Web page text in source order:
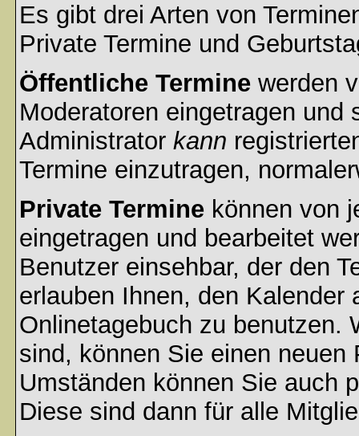
Es gibt drei Arten von
Private Termine und
Öffentliche Termine werden
Moderatoren eingetragen und
Administrator kann
Termine einzutragen,
Private Termine können von
eingetragen und bearbeitet
Benutzer einsehbar, der den
erlauben Ihnen, den
Onlinetagebuch zu benutzen.
sind, können Sie einen neuen
Umständen können Sie auch
Diese sind dann für alle